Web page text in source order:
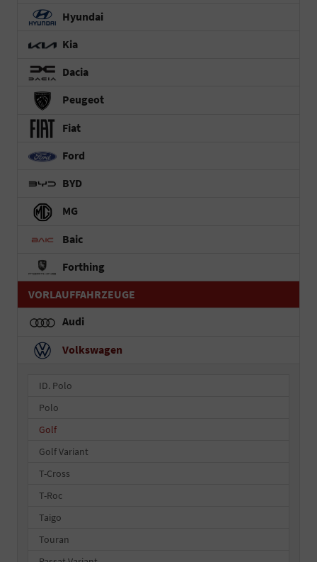
Hyundai
Kia
Dacia
Peugeot
Fiat
Ford
BYD
MG
Baic
Forthing
VORLAUFFAHRZEUGE
Audi
Volkswagen
ID. Polo
Polo
Golf
Golf Variant
T-Cross
T-Roc
Taigo
Touran